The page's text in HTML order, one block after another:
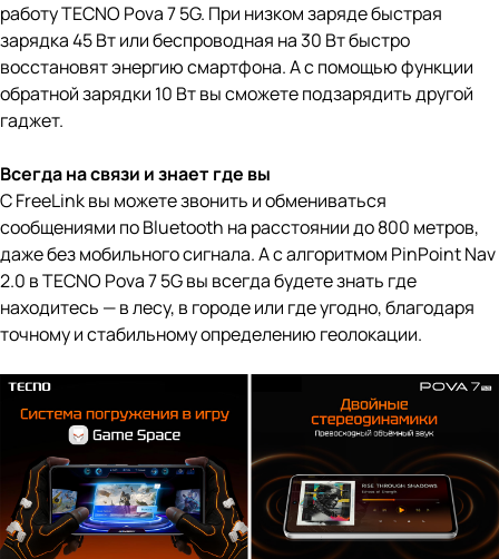
работу TECNO Pova 7 5G. При низком заряде быстрая
зарядка 45 Вт или беспроводная на 30 Вт быстро
восстановят энергию смартфона. А с помощью функции
обратной зарядки 10 Вт вы сможете подзарядить другой
гаджет.
Всегда на связи и знает где вы
С FreeLink вы можете звонить и обмениваться
сообщениями по Bluetooth на расстоянии до 800 метров,
даже без мобильного сигнала. А с алгоритмом PinPoint Nav
2.0 в TECNO Pova 7 5G вы всегда будете знать где
находитесь — в лесу, в городе или где угодно, благодаря
точному и стабильному определению геолокации.